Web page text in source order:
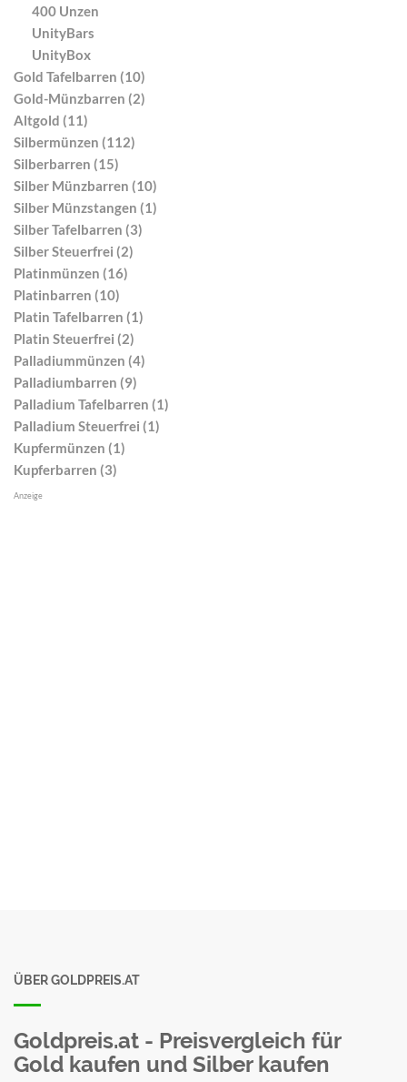
400 Unzen
UnityBars
UnityBox
Gold Tafelbarren (10)
Gold-Münzbarren (2)
Altgold (11)
Silbermünzen (112)
Silberbarren (15)
Silber Münzbarren (10)
Silber Münzstangen (1)
Silber Tafelbarren (3)
Silber Steuerfrei (2)
Platinmünzen (16)
Platinbarren (10)
Platin Tafelbarren (1)
Platin Steuerfrei (2)
Palladiummünzen (4)
Palladiumbarren (9)
Palladium Tafelbarren (1)
Palladium Steuerfrei (1)
Kupfermünzen (1)
Kupferbarren (3)
Anzeige
ÜBER GOLDPREIS.AT
Goldpreis.at - Preisvergleich für
Gold kaufen und Silber kaufen